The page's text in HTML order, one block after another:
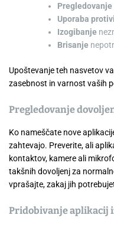
Uporaba
Izogibanje
Brisanje
Upoštevanje teh nasvetov
zasebnost in varnost vaših
Pregledovanje
Ko nameščate nove
zahtevajo. Preverite, ali
kontaktov, kamere ali
takšnih dovoljenj za
vprašajte, zakaj jih
Pridobivanje aplikacij